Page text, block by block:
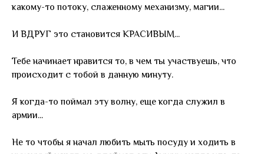
какому-то потоку, слаженному механизму, магии...
И ВДРУГ это становится КРАСИВЫМ...
Тебе начинает нравится то, в чем ты участвуешь, что
происходит с тобой в данную минуту.
Я когда-то поймал эту волну, еще когда служил в
армии...
Не то чтобы я начал любить мыть посуду и ходить в